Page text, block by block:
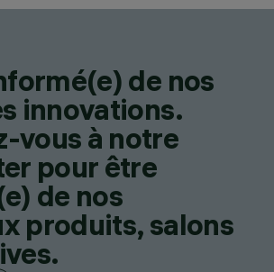
de nos
innovations.
vous à notre
pour être
de nos
produits, salons